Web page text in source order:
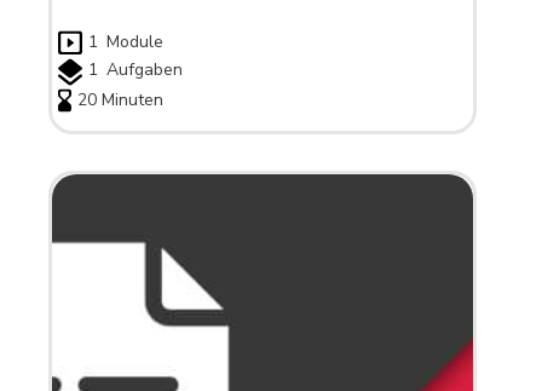
1 Module
1 Aufgaben
20 Minuten